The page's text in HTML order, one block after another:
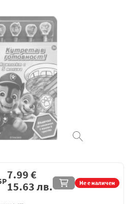
Не е наличен
7.99€
15.63лв.